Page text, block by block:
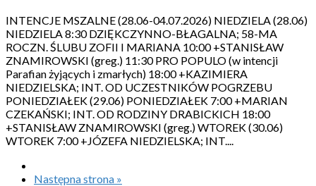
INTENCJE MSZALNE (28.06-04.07.2026) NIEDZIELA (28.06)
NIEDZIELA 8:30 DZIĘKCZYNNO-BŁAGALNA; 58-MA
ROCZN. ŚLUBU ZOFII I MARIANA 10:00 +STANISŁAW
ZNAMIROWSKI (greg.) 11:30 PRO POPULO (w intencji
Parafian żyjących i zmarłych) 18:00 +KAZIMIERA
NIEDZIELSKA; INT. OD UCZESTNIKÓW POGRZEBU
PONIEDZIAŁEK (29.06) PONIEDZIAŁEK 7:00 +MARIAN
CZEKAŃSKI; INT. OD RODZINY DRABICKICH 18:00
+STANISŁAW ZNAMIROWSKI (greg.) WTOREK (30.06)
WTOREK 7:00 +JÓZEFA NIEDZIELSKA; INT....
Następna strona »